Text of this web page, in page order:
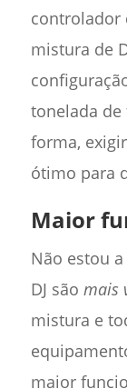
controlador
mistura de
tonelada
forma,
ótimo para
Maior
Não estou
DJ são mais
mistura e
maior